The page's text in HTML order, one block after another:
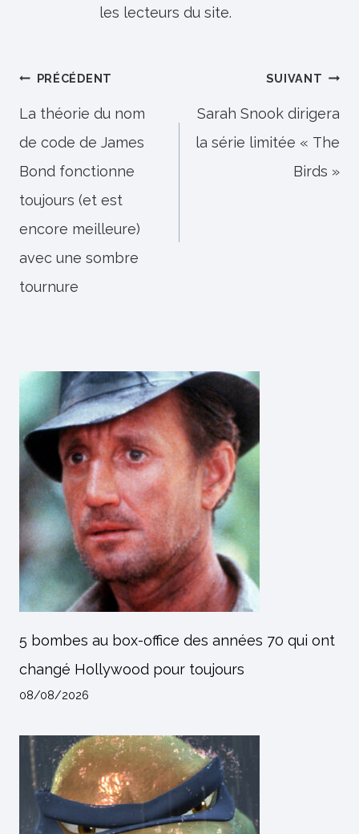
les lecteurs du site.
Navigation
de
l’article
PRÉCÉDENT
La théorie du nom
de code de James
Bond fonctionne
toujours (et est
encore meilleure)
avec une sombre
tournure
SUIVANT
Sarah Snook dirigera
la série limitée « The
Birds »
5 bombes au box-office des années 70 qui ont
changé Hollywood pour toujours
08/08/2026